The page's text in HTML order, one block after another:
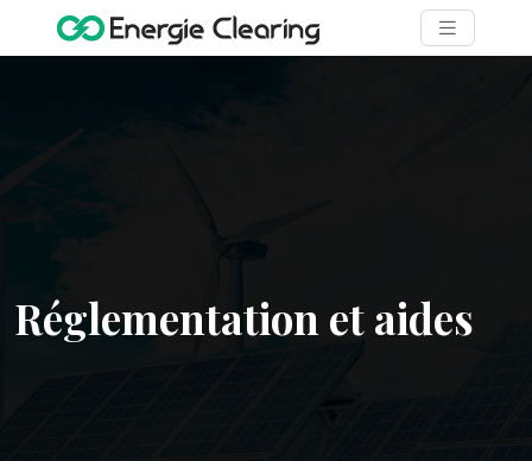
Réglementation et aides